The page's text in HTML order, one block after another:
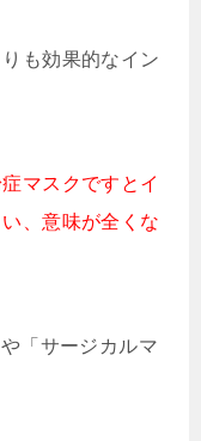
も効果的なイン
マスクですとイ
、意味が全くな
「サージカルマ